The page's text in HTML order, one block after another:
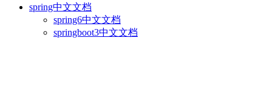
spring中文文档
spring6中文文档
springboot3中文文档